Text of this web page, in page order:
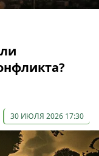
30 ИЮЛЯ 2026 17:30